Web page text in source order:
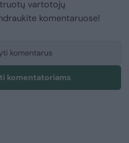
vartotojų
komentaruose!
komentarus
komentatoriams